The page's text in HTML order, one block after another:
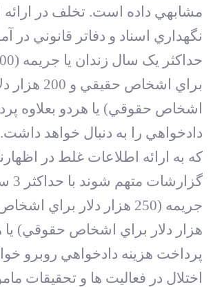
مشابهي داده است. تخلف در ارائه
نگهداري اسناد و دفاتر قانوني در
براي اشخاص
اشخاص حقوقي) يا هردو بعلاوه
دادخواهي را به دنبال خواهد
که به ارائه اطلاعات غلط در
هزار دلار براي اشخاص حقوقي) يا
پرداخت هزينه دادخواهي روبرو
اختلال در فعاليت ها و تحقيقات